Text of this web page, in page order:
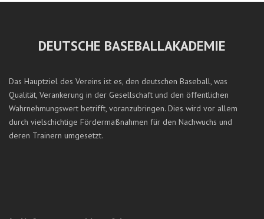
DEUTSCHE BASEBALLAKADEMIE
Das Hauptziel des Vereins ist es, den deutschen Baseball, was
Qualität, Verankerung in der Gesellschaft und den öffentlichen
Wahrnehmungswert betrifft, voranzubringen. Dies wird vor allem
durch vielschichtige Fördermaßnahmen für den Nachwuchs und
deren Trainern umgesetzt.